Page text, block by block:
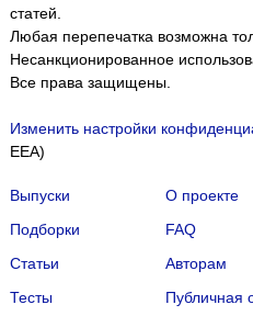
статей.
Любая перепечатка возможна
Несанкционированное
Все права защищены.
Изменить настройки
EEA)
Выпуски
Подборки
Статьи
Тесты
О проекте
FAQ
Авторам
Публичная